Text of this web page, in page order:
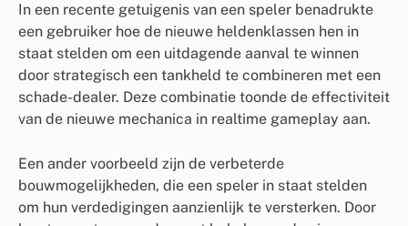
In een recente getuigenis van een speler benadrukte
een gebruiker hoe de nieuwe heldenklassen hen in
staat stelden om een uitdagende aanval te winnen
door strategisch een tankheld te combineren met een
schade-dealer. Deze combinatie toonde de effectiviteit
van de nieuwe mechanica in realtime gameplay aan.
Een ander voorbeeld zijn de verbeterde
bouwmogelijkheden, die een speler in staat stelden
om hun verdedigingen aanzienlijk te versterken. Door